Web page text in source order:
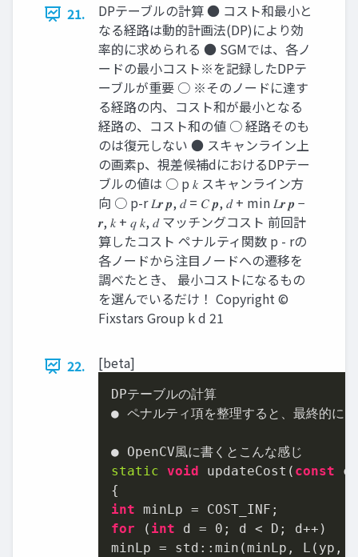
21.
DPテーブルの計算 ● コスト和最小と
なる経路は動的計画法(DP)により効
率的に求められる ● SGMでは、各ノ
ードの最小コスト※を記録したDPテ
ーブルが重要 ○ ※そのノードに達す
る経路の内、コスト和が最小となる
経路の、コスト和の値 ○ 経路そのも
のは復元しない ● スキャンライン上
の画素p、視差候補dにおけるDPテー
ブルの値は ○ p 𝑘 スキャンライン方
向 ○ p-r 𝐿𝒓 𝒑, 𝑑 = 𝐶 𝒑, 𝑑 + min 𝐿𝒓 𝒑 −
𝒓, 𝑘 + 𝑞 𝑘, 𝑑 マッチングコスト 前回計
算したコスト ペナルティ関数 p - rの
各ノードから注目ノードへの遷移を
調べたとき、 最小コストになるもの
を選んでいるだけ！ Copyright ©
Fixstars Group k d 21
22. [beta]
DPテーブルの計算
● ペナルティ項を整理すると、最終的に
static void updateCost( const
int
for ( int d = 0 ; d < D; d++)
minLp = std::min(minLp, L(yp,